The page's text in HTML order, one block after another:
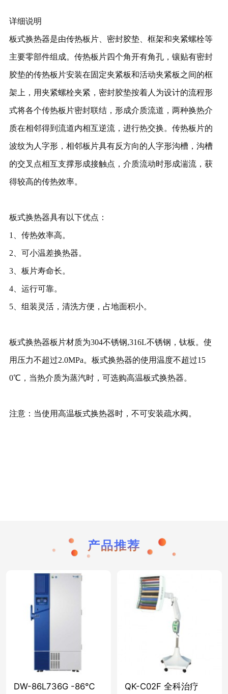
详细说明
板式换热器是由传热板片、密封胶垫、框架和夹紧螺栓等
主要零部件组成。传热板片四个角开有角孔，镶贴有密封
胶垫的传热板片安装在固定夹紧板和活动夹紧板之间的框
架上，用夹紧螺栓夹紧，密封胶垫按着人为设计的流程形
式将各个传热板片密封联结，形成介质流道，两种换热介
质在相邻得到流道内相互逆流，进行热交换。传热板片的
波纹为人字形，相邻板片具有反方向的人字形沟槽，沟槽
的交叉点相互支撑形成接触点，介质流动时形成湍流，获
得较高的传热效率。
板式换热器具有以下优点：
1、传热效率高。
2、可小温差换热器。
3、板片寿命长。
4、运行可靠。
5、组装灵活，清洗方便，占地面积小。
板式换热器板片材质为304不锈钢,316L不锈钢，钛板。使
用压力不超过2.0MPa。板式换热器的使用温度不超过15
0℃，当热介质为蒸汽时，可选购高温板式换热器。
注意：当使用高温板式换热器时，不可安装疏水阀。
产品推荐
DW-86L736G -86℃
QK-C02F 全科治疗